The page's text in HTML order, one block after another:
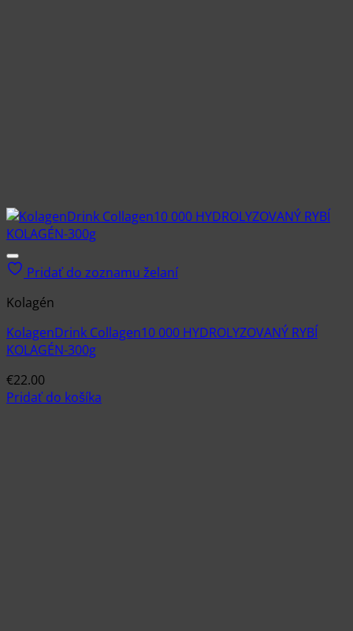
Pridať do zoznamu želaní
Kolagén
KolagenDrink Collagen10 000 HYDROLYZOVANÝ RYBÍ
KOLAGÉN-300g
€22.00
Pridať do košíka